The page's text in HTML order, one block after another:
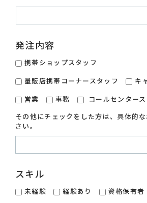
発注内容
携帯ショップスタッフ
量販店携帯コーナースタッフ
キ
営業
事務 コールセンター
その他にチェックをした方は、具体的
さい。
スキル
未経験 経験あり 資格保有者